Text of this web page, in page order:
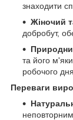
знаходити
Жіночий
добробут,
та його
робочого дня.
Переваги